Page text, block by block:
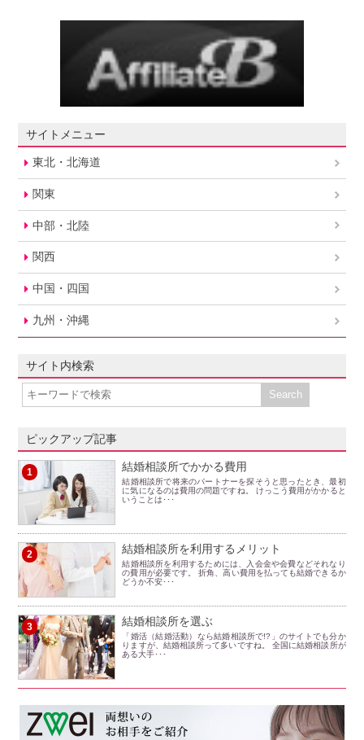
サイトメニュー
東北・北海道
関東
中部・北陸
関西
中国・四国
九州・沖縄
サイト内検索
ピックアップ記事
1 結婚相談所でかかる費用
結婚相談所で将来のパートナーを探そうと思ったとき、最初
に気になるのは費用の問題ですね。 けっこう費用がかかると
いうことは･･･
2 結婚相談所を利用するメリット
結婚相談所を利用するためには、入会金や会費などそれなり
の費用が必要です。 折角、高い費用を払っても結婚できるか
どうか不安･･･
3 結婚相談所を選ぶ
「婚活（結婚活動）なら結婚相談所で!?」のサイトでも分か
りますが、結婚相談所って多いですね。 全国に結婚相談所が
ある大手･･･